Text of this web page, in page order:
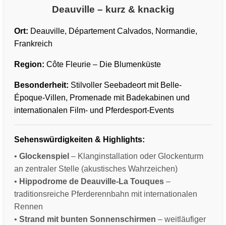
Deauville – kurz & knackig
Ort: Deauville, Département Calvados, Normandie,
Frankreich
Region: Côte Fleurie – Die Blumenküste
Besonderheit: Stilvoller Seebadeort mit Belle-
Époque-Villen, Promenade mit Badekabinen und
internationalen Film- und Pferdesport-Events
Sehenswürdigkeiten & Highlights:
• Glockenspiel – Klanginstallation oder Glockenturm
an zentraler Stelle (akustisches Wahrzeichen)
• Hippodrome de Deauville-La Touques –
traditionsreiche Pferderennbahn mit internationalen
Rennen
• Strand mit bunten Sonnenschirmen – weitläufiger